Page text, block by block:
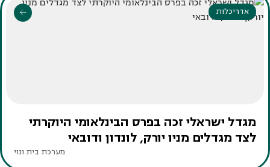
אדריכלות
מגדל ישראלי זכה בפרס הבינלאומי היוקרתי
לצד מגדלים מניו יורק, לונדון ודובאי
מערכת בית ונוי